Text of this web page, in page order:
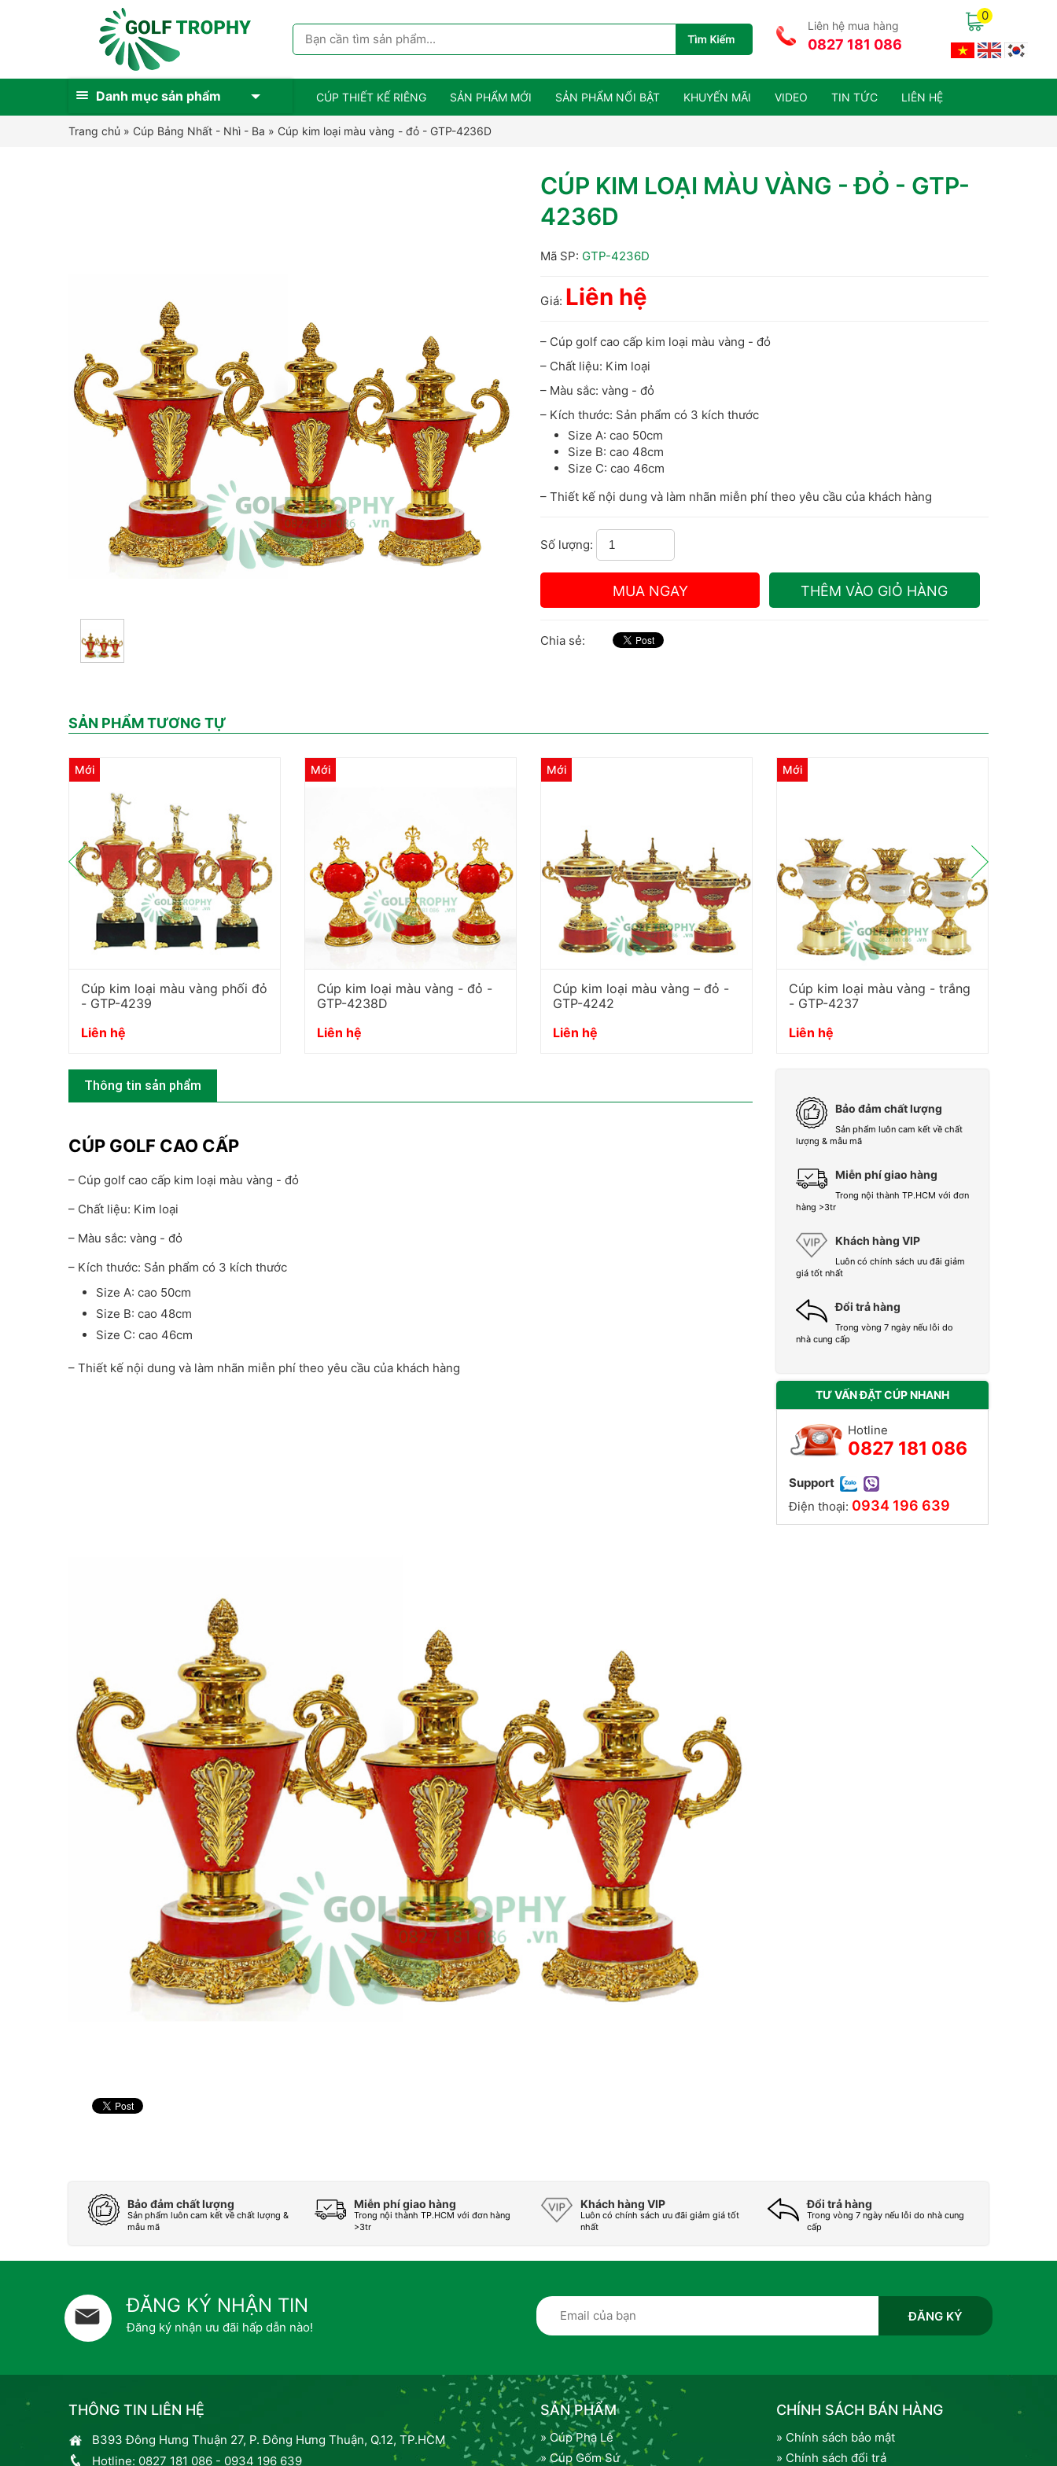
Liên hệ mua hàng
0827 181 086
0
Danh mục sản phẩm CÚP THIẾT KẾ RIÊNG SẢN PHẨM MỚI SẢN PHẨM NỔI BẬT KHUYẾN MÃI VIDEO TIN TỨC LIÊN HỆ
Trang chủ » Cúp Bảng Nhất - Nhì - Ba » Cúp kim loại màu vàng - đỏ - GTP-4236D
CÚP KIM LOẠI MÀU VÀNG - ĐỎ - GTP-
4236D
Mã SP: GTP-4236D
Giá: Liên hệ
– Cúp golf cao cấp kim loại màu vàng - đỏ
– Chất liệu: Kim loại
– Màu sắc: vàng - đỏ
– Kích thước: Sản phẩm có 3 kích thước
Size A: cao 50cm
Size B: cao 48cm
Size C: cao 46cm
– Thiết kế nội dung và làm nhãn miễn phí theo yêu cầu của khách hàng
Số lượng:
Chia sẻ:
SẢN PHẨM TƯƠNG TỰ
Mới
Cúp kim loại màu vàng phối đỏ
- GTP-4239
Liên hệ
Mới
Cúp kim loại màu vàng - đỏ -
GTP-4238D
Liên hệ
Mới
Cúp kim loại màu vàng – đỏ -
GTP-4242
Liên hệ
Mới
Cúp kim loại màu vàng - trắng
- GTP-4237
Liên hệ
Thông tin sản phẩm
CÚP GOLF CAO CẤP
– Cúp golf cao cấp kim loại màu vàng - đỏ
– Chất liệu: Kim loại
– Màu sắc: vàng - đỏ
– Kích thước: Sản phẩm có 3 kích thước
Size A: cao 50cm
Size B: cao 48cm
Size C: cao 46cm
– Thiết kế nội dung và làm nhãn miễn phí theo yêu cầu của khách hàng
Bảo đảm chất lượng
Sản phẩm luôn cam kết về chất
lượng & mẫu mã
Miễn phí giao hàng
Trong nội thành TP.HCM với đơn
hàng >3tr
Khách hàng VIP
Luôn có chính sách ưu đãi giảm
giá tốt nhất
Đổi trả hàng
Trong vòng 7 ngày nếu lỗi do
nhà cung cấp
TƯ VẤN ĐẶT CÚP NHANH
Hotline
0827 181 086
Support
Điện thoại: 0934 196 639
Bảo đảm chất lượng
Sản phẩm luôn cam kết về chất lượng &
mẫu mã
Miễn phí giao hàng
Trong nội thành TP.HCM với đơn hàng
>3tr
Khách hàng VIP
Luôn có chính sách ưu đãi giảm giá tốt
nhất
Đổi trả hàng
Trong vòng 7 ngày nếu lỗi do nhà cung
cấp
ĐĂNG KÝ NHẬN TIN
Đăng ký nhận ưu đãi hấp dẫn nào!
THÔNG TIN LIÊN HỆ
B393 Đông Hưng Thuận 27, P. Đông Hưng Thuận, Q.12, TP.HCM
Hotline: 0827 181 086 - 0934 196 639
SẢN PHẨM
» Cúp Pha Lê
» Cúp Gốm Sứ
CHÍNH SÁCH BÁN HÀNG
» Chính sách bảo mật
» Chính sách đổi trả